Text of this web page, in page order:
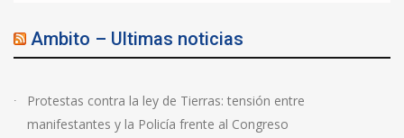
Ambito – Ultimas noticias
Protestas contra la ley de Tierras: tensión entre
manifestantes y la Policía frente al Congreso